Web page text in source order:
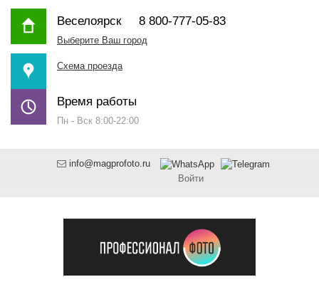
Веселоярск8 800-777-05-83
Выберите Ваш город
Схема проезда
Время работы
Пн - Вск 8:00-22:00
info@magprofoto.ru
Войти